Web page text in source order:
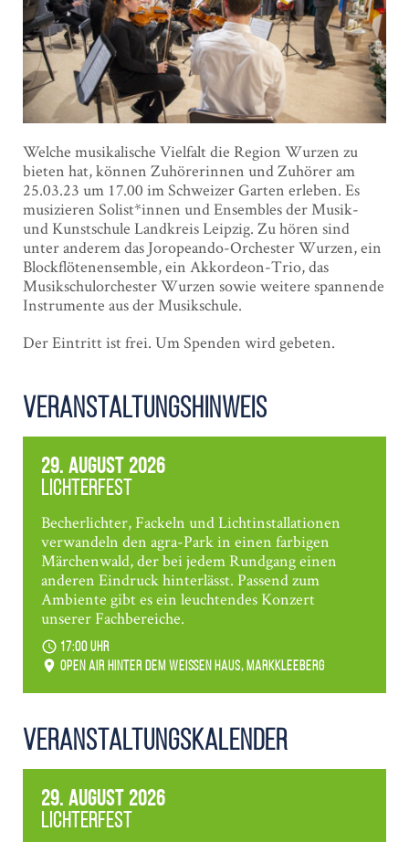
Welche musikalische Vielfalt die Region Wurzen zu
bieten hat, können Zuhörerinnen und Zuhörer am
25.03.23 um 17.00 im Schweizer Garten erleben. Es
musizieren Solist*innen und Ensembles der Musik-
und Kunstschule Landkreis Leipzig. Zu hören sind
unter anderem das Joropeando-Orchester Wurzen, ein
Blockflötenensemble, ein Akkordeon-Trio, das
Musikschulorchester Wurzen sowie weitere spannende
Instrumente aus der Musikschule.
Der Eintritt ist frei. Um Spenden wird gebeten.
Veranstaltungshinweis
29. August 2026
Lichterfest
Becherlichter, Fackeln und Lichtinstallationen
verwandeln den agra-Park in einen farbigen
Märchenwald, der bei jedem Rundgang einen
anderen Eindruck hinterlässt. Passend zum
Ambiente gibt es ein leuchtendes Konzert
unserer Fachbereiche.
17:00 Uhr
Open Air hinter dem weißen Haus, Markkleeberg
Veranstaltungs­kalender
29. August 2026
Lichterfest